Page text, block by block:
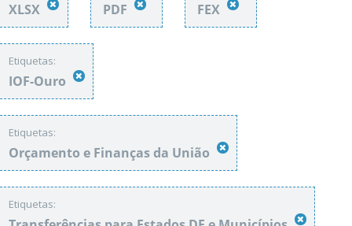
XLSX PDF FEX
Etiquetas:
IOF-Ouro
Etiquetas:
Orçamento e Finanças da União
Etiquetas: